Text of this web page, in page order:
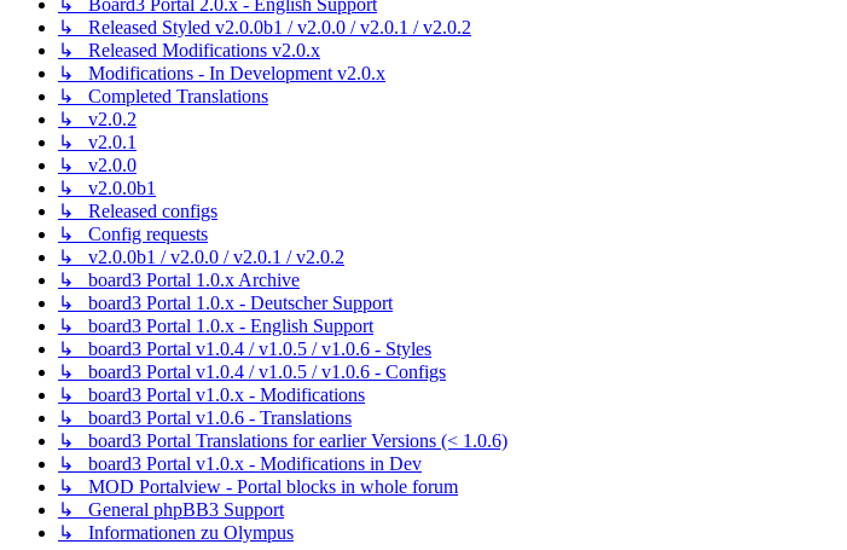
↳ Board3 Portal 2.0.x - English Support
↳ Released Styled v2.0.0b1 / v2.0.0 / v2.0.1 / v2.0.2
↳ Released Modifications v2.0.x
↳ Modifications - In Development v2.0.x
↳ Completed Translations
↳ v2.0.2
↳ v2.0.1
↳ v2.0.0
↳ v2.0.0b1
↳ Released configs
↳ Config requests
↳ v2.0.0b1 / v2.0.0 / v2.0.1 / v2.0.2
↳ board3 Portal 1.0.x Archive
↳ board3 Portal 1.0.x - Deutscher Support
↳ board3 Portal 1.0.x - English Support
↳ board3 Portal v1.0.4 / v1.0.5 / v1.0.6 - Styles
↳ board3 Portal v1.0.4 / v1.0.5 / v1.0.6 - Configs
↳ board3 Portal v1.0.x - Modifications
↳ board3 Portal v1.0.6 - Translations
↳ board3 Portal Translations for earlier Versions (< 1.0.6)
↳ board3 Portal v1.0.x - Modifications in Dev
↳ MOD Portalview - Portal blocks in whole forum
↳ General phpBB3 Support
↳ Informationen zu Olympus